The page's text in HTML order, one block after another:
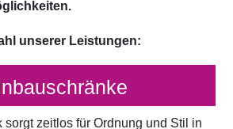
unserer Leistungen:
sorgt zeitlos für Ordnung und Stil in